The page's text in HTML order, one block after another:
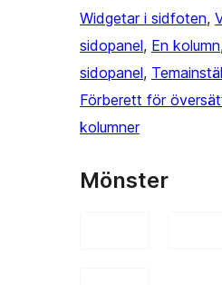
Widgetar i sidfoten,
sidopanel, En kolumn
sidopanel,
Förberett för
kolumner
Mönster